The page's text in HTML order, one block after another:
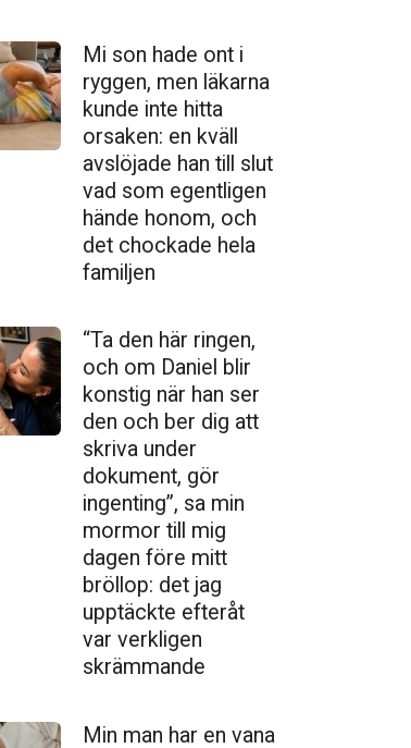
Mi son hade ont i
ryggen, men läkarna
kunde inte hitta
orsaken: en kväll
avslöjade han till slut
vad som egentligen
hände honom, och
det chockade hela
familjen
“Ta den här ringen,
och om Daniel blir
konstig när han ser
den och ber dig att
skriva under
dokument, gör
ingenting”, sa min
mormor till mig
dagen före mitt
bröllop: det jag
upptäckte efteråt
var verkligen
skrämmande
Min man har en vana